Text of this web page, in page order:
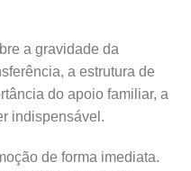
a gravidade da
a estrutura de
do apoio familiar, a
indispensável.
de forma imediata.